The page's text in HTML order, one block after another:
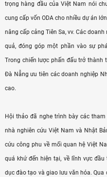
trọng hàng đầu của Việt Nam nói
cung cấp vốn ODA cho nhiều dự án
nâng cấp cảng Tiên Sa, vv. Các
quả, đóng góp một phần vào sự
Trong chiến lược phấn đấu trở thành
Đà Nẵng ưu tiên các doanh nghiệp
cao.
Hội thảo đã nghe trình bày các
nhà nghiên cứu Việt Nam và Nhật
cứu công phu về mối quan hệ Việt
quá khứ đến hiện tại, về lĩnh vực
dục đào tạo và giao lưu văn hóa.